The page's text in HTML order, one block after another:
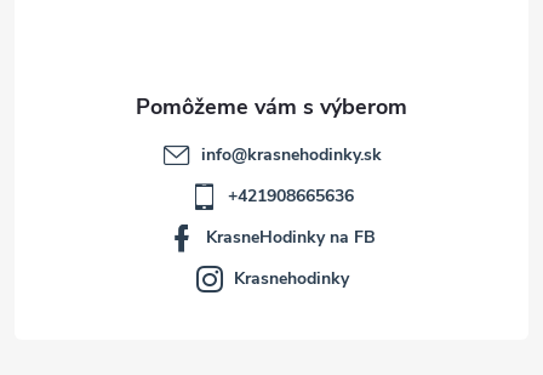
info@krasnehodinky.sk
+421908665636
KrasneHodinky na FB
Krasnehodinky